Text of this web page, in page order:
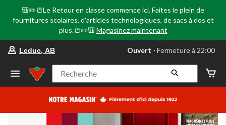
🎒✏️📒Le Retour en classe commence ici. Faites le plein de
fournitures scolaires, d'articles technologiques, de sacs à dos et
plus.📒✏️🎒 Magasinez maintenant
votre
préféré
Leduc,
AB,
courament
Fermeture
Leduc, AB Ouvert ⋅ Fermeture à 22:00
Recherche